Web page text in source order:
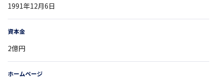
1991年12月6日
資本金
2億円
ホームページ